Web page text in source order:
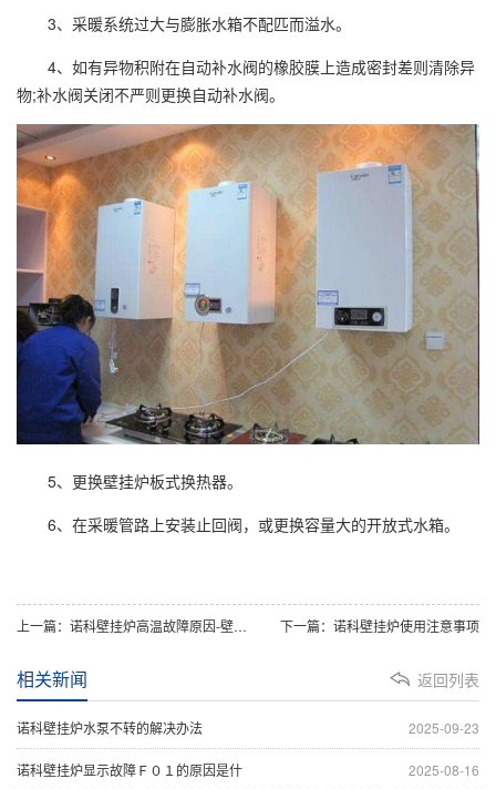
3、采暖系统过大与膨胀水箱不配匹而溢水。
4、如有异物积附在自动补水阀的橡胶膜上造成密封差则清除异
物;补水阀关闭不严则更换自动补水阀。
5、更换壁挂炉板式换热器。
6、在采暖管路上安装止回阀，或更换容量大的开放式水箱。
上一篇：诺科壁挂炉高温故障原因-壁挂炉高温故障维修处理 下一篇：诺科壁挂炉使用注意事项
返回列表
相关新闻
2025-09-23
诺科壁挂炉水泵不转的解决办法
2025-08-16
诺科壁挂炉显示故障Ｆ０１的原因是什